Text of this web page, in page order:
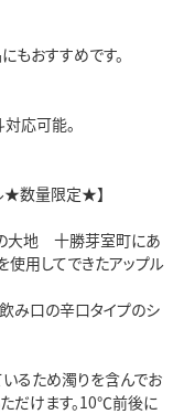
もおすすめです。
応可能。
★数量限定★】
大地 十勝芽室町にあ
使用してできたアップル
み口の辛口タイプのシ
るため濁りを含んでお
だけます。10℃前後に